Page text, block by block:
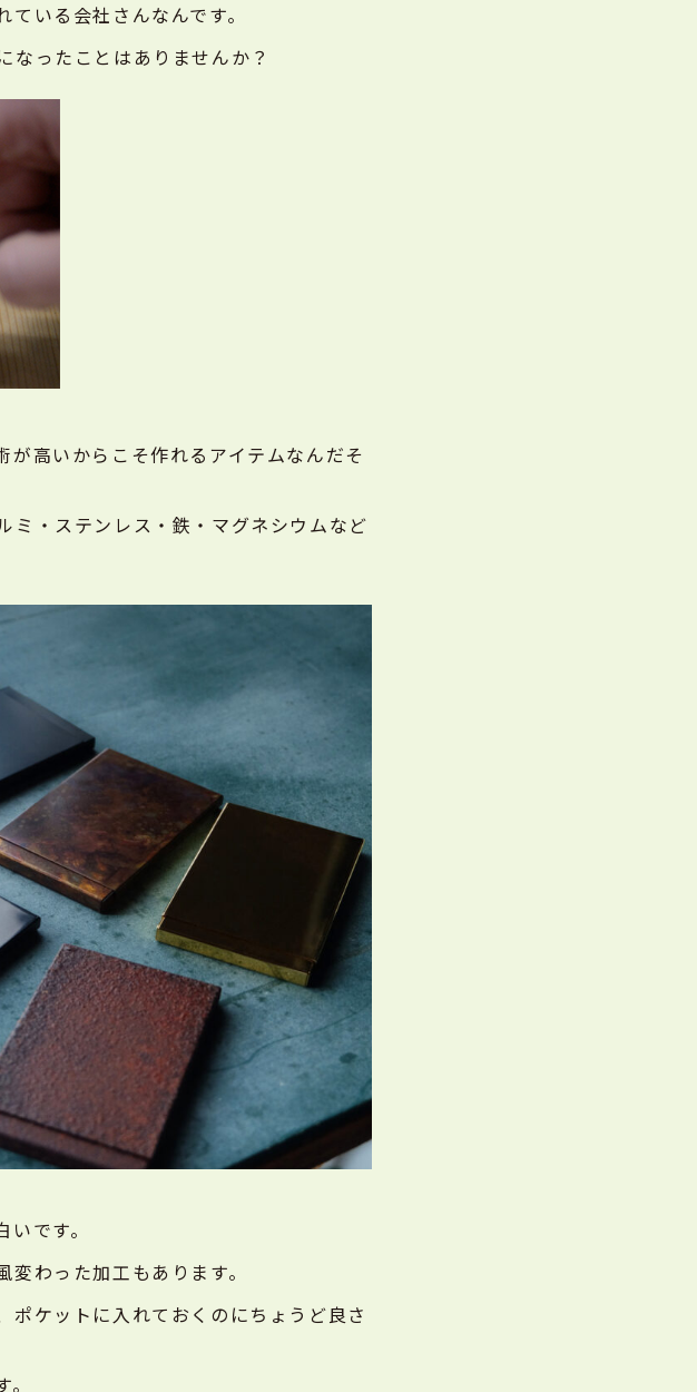
いる会社さんなんです。
なったことはありませんか？
高いからこそ作れるアイテムなんだそ
ミ・ステンレス・鉄・マグネシウムなど
です。
わった加工もあります。
ケットに入れておくのにちょうど良さ